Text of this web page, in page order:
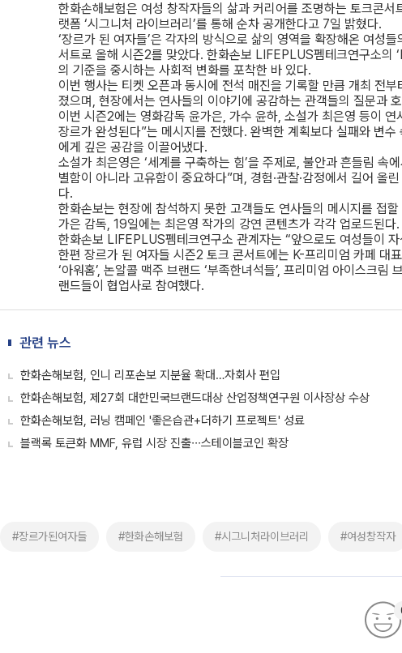
한화손해보험은 여성 창작자들의 삶과 커리어를 조명하는 토크콘
랫폼 ‘시그니처 라이브러리’를 통해 순차 공개한다고 7일 밝혔다.
‘장르가 된 여자들’은 각자의 방식으로 삶의 영역을 확장해온 여성
서트로 올해 시즌2를 맞았다. 한화손보 LIFEPLUS펨테크연구소
의 기준을 중시하는 사회적 변화를 포착한 바 있다.
이번 행사는 티켓 오픈과 동시에 전석 매진을 기록할 만큼 개최 전
졌으며, 현장에서는 연사들의 이야기에 공감하는 관객들의 질문과
이번 시즌2에는 영화감독 윤가은, 가수 윤하, 소설가 최은영 등이
장르가 완성된다”는 메시지를 전했다. 완벽한 계획보다 실패와 변
에게 깊은 공감을 이끌어냈다.
소설가 최은영은 ‘세계를 구축하는 힘’을 주제로, 불안과 흔들림
별함이 아니라 고유함이 중요하다”며, 경험·관찰·감정에서 길어
다.
한화손보는 현장에 참석하지 못한 고객들도 연사들의 메시지를 접
가은 감독, 19일에는 최은영 작가의 강연 콘텐츠가 각각 업로드된다.
한화손보 LIFEPLUS펨테크연구소 관계자는 “앞으로도 여성들이
한편 장르가 된 여자들 시즌2 토크 콘서트에는 K-프리미엄 카페 대표
‘아워홈’, 논알콜 맥주 브랜드 ‘부족한녀석들’, 프리미엄 아이스크림
랜드들이 협업사로 참여했다.
관련 뉴스
한화손해보험, 인니 리포손보 지분율 확대…자회사 편입
한화손해보험, 제27회 대한민국브랜드대상 산업정책연구원 이사장상 수상
한화손해보험, 러닝 캠페인 '좋은습관+더하기 프로젝트' 성료
블랙록 토큰화 MMF, 유럽 시장 진출∙∙∙스테이블코인 확장
#장르가된여자들 #한화손해보험 #시그니처라이브러리 #여성창작자